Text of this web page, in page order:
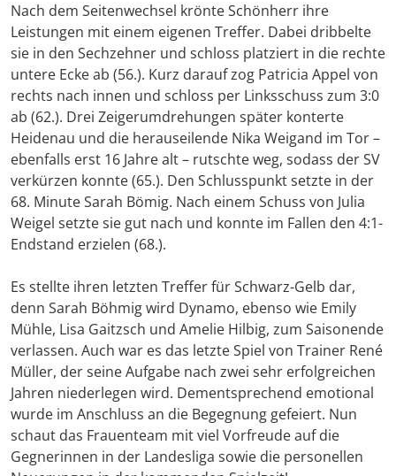
Nach dem Seitenwechsel krönte Schönherr ihre
Leistungen mit einem eigenen Treffer. Dabei dribbelte
sie in den Sechzehner und schloss platziert in die rechte
untere Ecke ab (56.). Kurz darauf zog Patricia Appel von
rechts nach innen und schloss per Linksschuss zum 3:0
ab (62.). Drei Zeigerumdrehungen später konterte
Heidenau und die herauseilende Nika Weigand im Tor –
ebenfalls erst 16 Jahre alt – rutschte weg, sodass der SV
verkürzen konnte (65.). Den Schlusspunkt setzte in der
68. Minute Sarah Bömig. Nach einem Schuss von Julia
Weigel setzte sie gut nach und konnte im Fallen den 4:1-
Endstand erzielen (68.).
Es stellte ihren letzten Treffer für Schwarz-Gelb dar,
denn Sarah Böhmig wird Dynamo, ebenso wie Emily
Mühle, Lisa Gaitzsch und Amelie Hilbig, zum Saisonende
verlassen. Auch war es das letzte Spiel von Trainer René
Müller, der seine Aufgabe nach zwei sehr erfolgreichen
Jahren niederlegen wird. Dementsprechend emotional
wurde im Anschluss an die Begegnung gefeiert. Nun
schaut das Frauenteam mit viel Vorfreude auf die
Gegnerinnen in der Landesliga sowie die personellen